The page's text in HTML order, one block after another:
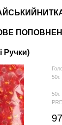
Ручки)